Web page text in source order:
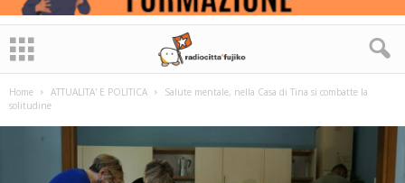
Home ATTUALITA' E POLITICA
Salute mentale, nella Casa di Tina si combatte la
solitudine